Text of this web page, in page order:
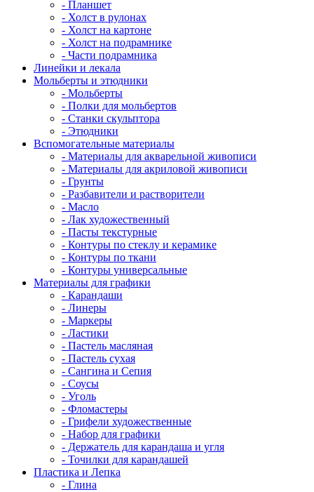
- Планшет
- Холст в рулонах
- Холст на картоне
- Холст на подрамнике
- Части подрамника
Линейки и лекала
Мольберты и этюдники
- Мольберты
- Полки для мольбертов
- Станки скульптора
- Этюдники
Вспомогательные материалы
- Материалы для акварельной живописи
- Материалы для акриловой живописи
- Грунты
- Разбавители и растворители
- Масло
- Лак художественный
- Пасты текстурные
- Контуры по стеклу и керамике
- Контуры по ткани
- Контуры универсальные
Материалы для графики
- Карандаши
- Линеры
- Маркеры
- Ластики
- Пастель масляная
- Пастель сухая
- Сангина и Сепия
- Соусы
- Уголь
- Фломастеры
- Грифели художественные
- Набор для графики
- Держатель для карандаша и угля
- Точилки для карандашей
Пластика и Лепка
- Глина